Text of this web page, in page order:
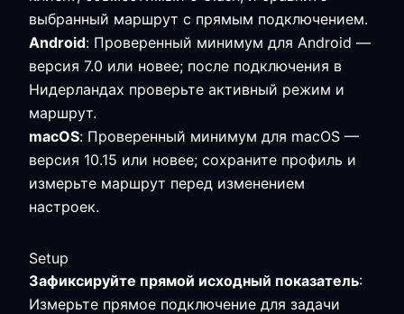
выбранный маршрут с прямым подключением.
Android: Проверенный минимум для Android —
версия 7.0 или новее; после подключения в
Нидерландах проверьте активный режим и
маршрут.
macOS: Проверенный минимум для macOS —
версия 10.15 или новее; сохраните профиль и
измерьте маршрут перед изменением
настроек.
Setup
Зафиксируйте прямой исходный показатель:
Измерьте прямое подключение для задачи